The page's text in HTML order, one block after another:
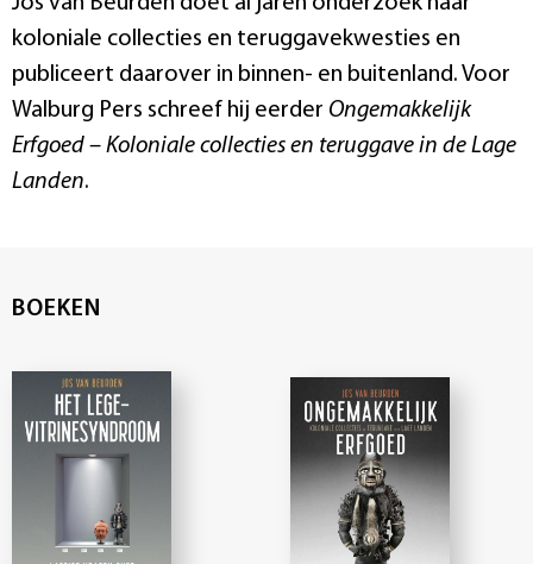
koloniale collecties en teruggavekwesties en
publiceert daarover in binnen- en buitenland. Voor
Walburg Pers schreef hij eerder Ongemakkelijk
Erfgoed – Koloniale collecties en teruggave in de Lage
Landen.
BOEKEN